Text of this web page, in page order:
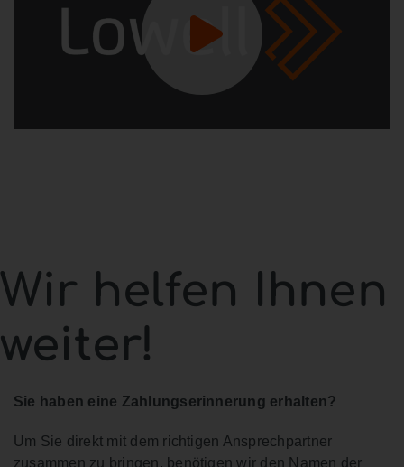
Wir helfen Ihnen
weiter!
Sie haben eine Zahlungserinnerung erhalten?
Um Sie direkt mit dem richtigen Ansprechpartner
zusammen zu bringen, benötigen wir den Namen der